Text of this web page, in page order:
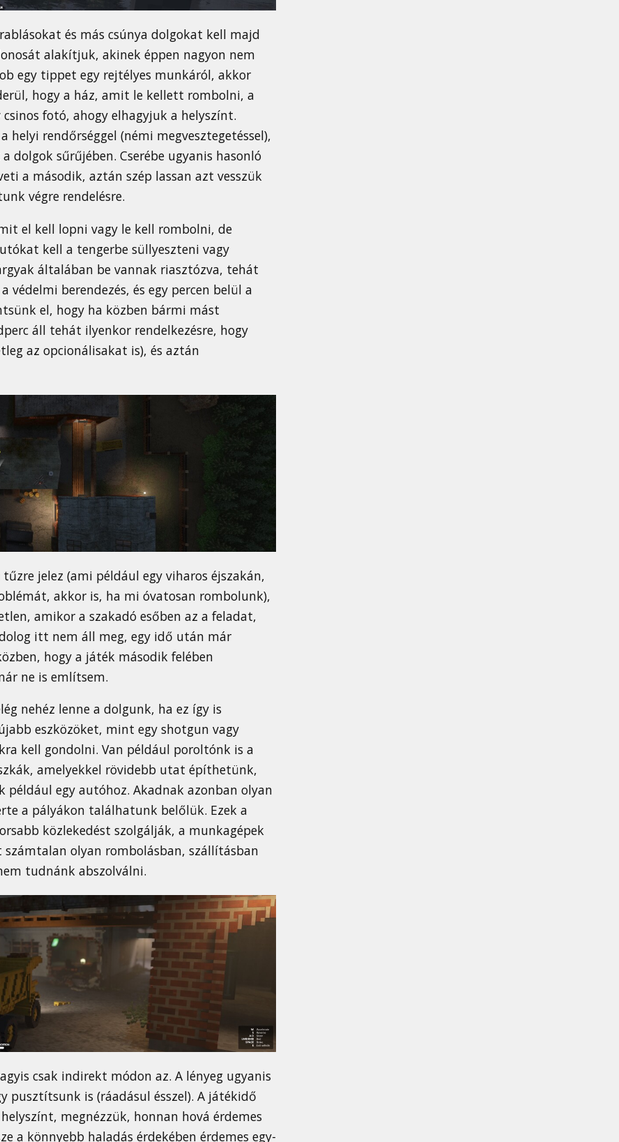
és más csúnya dolgokat kell majd
alakítjuk, akinek éppen nagyon nem
egy tippet egy rejtélyes munkáról, akkor
hogy a ház, amit le kellett rombolni, a
fotó, ahogy elhagyjuk a helyszínt.
rendőrséggel (némi megvesztegetéssel),
dolgok sűrűjében. Cserébe ugyanis hasonló
a második, aztán szép lassan azt vesszük
végre rendelésre.
el kell lopni vagy le kell rombolni, de
kell a tengerbe süllyeszteni vagy
általában be vannak riasztózva, tehát
berendezés, és egy percen belül a
el, hogy ha közben bármi mást
áll tehát ilyenkor rendelkezésre, hogy
az opcionálisakat is), és aztán
jelez (ami például egy viharos éjszakán,
akkor is, ha mi óvatosan rombolunk),
amikor a szakadó esőben az a feladat,
itt nem áll meg, egy idő után már
hogy a játék második felében
ne is említsem.
nehéz lenne a dolgunk, ha ez így is
eszközöket, mint egy shotgun vagy
kell gondolni. Van például poroltónk is a
amelyekkel rövidebb utat építhetünk,
egy autóhoz. Akadnak azonban olyan
a pályákon találhatunk belőlük. Ezek a
közlekedést szolgálják, a munkagépek
olyan rombolásban, szállításban
tudnánk abszolválni.
csak indirekt módon az. A lényeg ugyanis
pusztítsunk is (ráadásul ésszel). A játékidő
megnézzük, honnan hová érdemes
a könnyebb haladás érdekében érdemes egy-